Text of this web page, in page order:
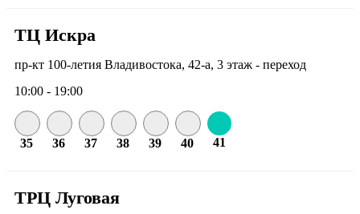
ТЦ Искра
пр-кт 100-летия Владивостока, 42-а, 3 этаж - переход
10:00 - 19:00
35 36 37 38 39 40 41
ТРЦ Луговая